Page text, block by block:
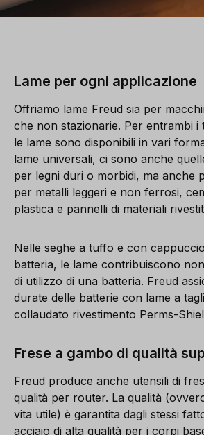
Lame per ogni applicazione
Offriamo lame Freud sia per
che non stazionarie. Per entrambi i
le lame sono disponibili in vari
lame universali, ci sono anche
per legni duri o morbidi, ma anche
per metalli leggeri e non ferrosi,
plastica e pannelli di materiali
Nelle seghe a tuffo e con
batteria, le lame contribuiscono
di utilizzo di una batteria. Freud
durate delle batterie con lame a
collaudato rivestimento Perms-
Frese a gambo di qualità
Freud produce anche utensili di
qualità per router. La qualità
vita utile) è garantita dagli stessi
acciaio di alta qualità per i corpi